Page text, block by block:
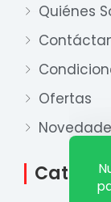
Quiénes
Ofertas